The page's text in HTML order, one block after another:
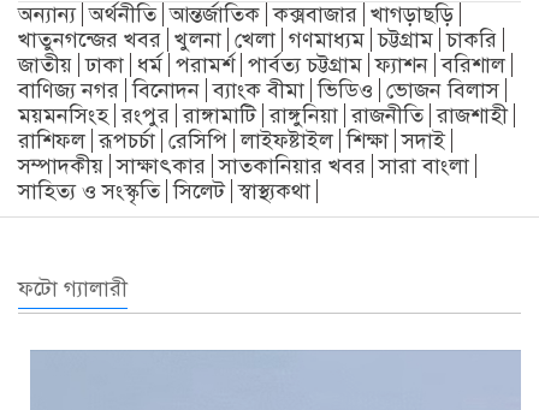
অন্যান্য অর্থনীতি আন্তর্জাতিক কক্সবাজার খাগড়াছড়ি
খাতুনগন্জের খবর খুলনা খেলা গণমাধ্যম চট্টগ্রাম চাকরি
জাতীয় ঢাকা ধর্ম পরামর্শ পার্বত্য চট্টগ্রাম ফ্যাশন বরিশাল
বাণিজ্য নগর বিনোদন ব্যাংক বীমা ভিডিও ভোজন বিলাস
ময়মনসিংহ রংপুর রাঙ্গামাটি রাঙ্গুনিয়া রাজনীতি রাজশাহী
রাশিফল রূপচর্চা রেসিপি লাইফষ্টাইল শিক্ষা সদাই
সম্পাদকীয় সাক্ষাৎকার সাতকানিয়ার খবর সারা বাংলা
সাহিত্য ও সংস্কৃতি সিলেট স্বাস্থ্যকথা
ফটো গ্যালারী